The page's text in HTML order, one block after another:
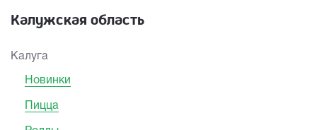
Калужская область
Калуга
Новинки
Пицца